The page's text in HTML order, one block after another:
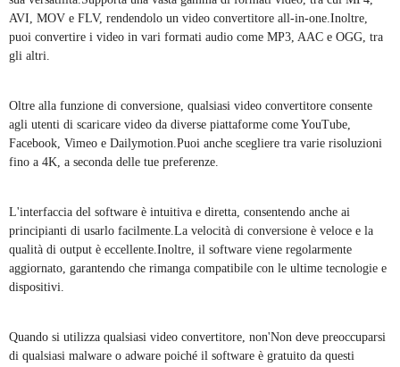
AVI, MOV e FLV, rendendolo un video convertitore all-in-one.Inoltre,
puoi convertire i video in vari formati audio come MP3, AAC e OGG, tra
gli altri.
Oltre alla funzione di conversione, qualsiasi video convertitore consente
agli utenti di scaricare video da diverse piattaforme come YouTube,
Facebook, Vimeo e Dailymotion.Puoi anche scegliere tra varie risoluzioni
fino a 4K, a seconda delle tue preferenze.
L'interfaccia del software è intuitiva e diretta, consentendo anche ai
principianti di usarlo facilmente.La velocità di conversione è veloce e la
qualità di output è eccellente.Inoltre, il software viene regolarmente
aggiornato, garantendo che rimanga compatibile con le ultime tecnologie e
dispositivi.
Quando si utilizza qualsiasi video convertitore, non'Non deve preoccuparsi
di qualsiasi malware o adware poiché il software è gratuito da questi